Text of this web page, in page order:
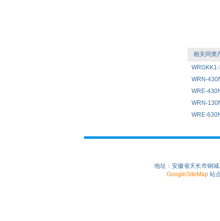
相关同类
WRN-
WRE-
WRN-
WRE-
地址：安徽省天长市铜
GoogleSiteMap 站